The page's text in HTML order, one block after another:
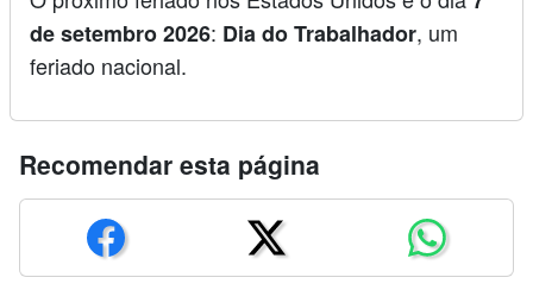
de setembro 2026: Dia do Trabalhador, um
feriado nacional.
Recomendar esta página